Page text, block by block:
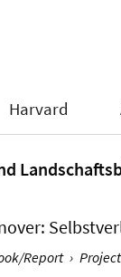
Harvard
Report ›